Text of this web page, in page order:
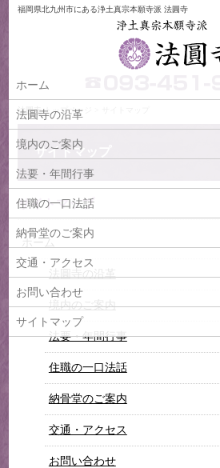
福岡県北九州市にある浄土真宗本願寺派 法圓寺
ホーム
法圓寺の沿革
境内のご案内
法要・年間行事
住職の一口法話
納骨堂のご案内
交通・アクセス
お問い合わせ
サイトマップ
法圓寺トップページ > サイトマップ
サイトマップ
サイトマップ
ホーム
法圓寺の沿革
境内のご案内
法要・年間行事
住職の一口法話
納骨堂のご案内
交通・アクセス
お問い合わせ